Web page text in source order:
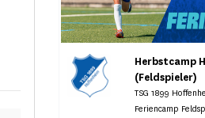
Herbstcamp
(Feldspieler)
TSG 1899
Feriencamp